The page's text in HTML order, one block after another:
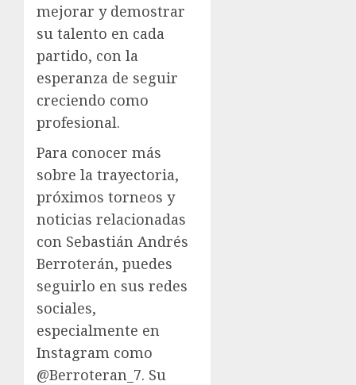
mejorar y demostrar
su talento en cada
partido, con la
esperanza de seguir
creciendo como
profesional.
Para conocer más
sobre la trayectoria,
próximos torneos y
noticias relacionadas
con Sebastián Andrés
Berroterán, puedes
seguirlo en sus redes
sociales,
especialmente en
Instagram como
@Berroteran_7. Su